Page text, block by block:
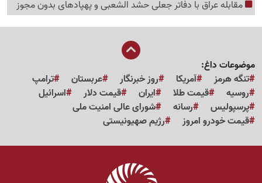
مقابله عراق با دفاتر جعلی حشد الشعبی و پهپادهای بدون مجوز
موضوعات داغ:
تنگه هرمز
آمریکا روز خبرنگار عربستان
ترامپ
روسیه
قیمت طلا ایران قیمت دلار
اسرائیل
پرسپولیس
رسانه
شورای عالی امنیت ملی
قیمت خودرو امروز
رژیم صهیونیستی